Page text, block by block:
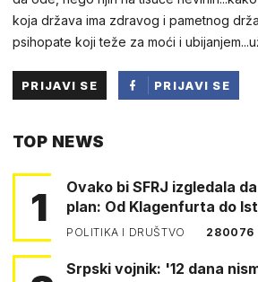
koja država ima zdravog i pametnog
psihopate koji teže za moći i
PRIJAVI SE
PRIJAVI SE
TOP NEWS
1
Ovako bi SFRJ izgledala
plan: Od Klagenfurta do
POLITIKA I DRUŠTVO 280076
Srpski vojnik: '12 dana